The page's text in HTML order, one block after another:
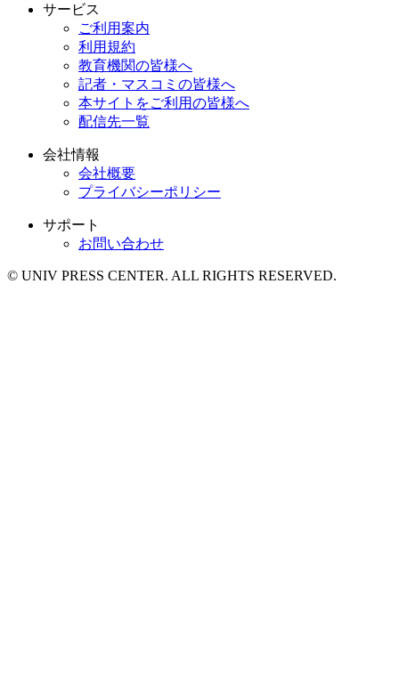
サービス
ご利用案内
利用規約
教育機関の皆様へ
記者・マスコミの皆様へ
本サイトをご利用の皆様へ
配信先一覧
会社情報
会社概要
プライバシーポリシー
サポート
お問い合わせ
© UNIV PRESS CENTER. ALL RIGHTS RESERVED.